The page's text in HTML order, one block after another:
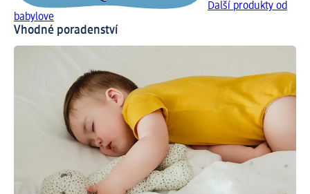
Další produkty od
babylove
Vhodné poradenství